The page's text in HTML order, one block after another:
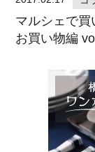
マルシェで買
お買い物編